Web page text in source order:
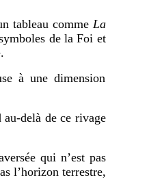
tableau comme La
de la Foi et
à une dimension
delà de ce rivage
qui n’est pas
l’horizon terrestre,